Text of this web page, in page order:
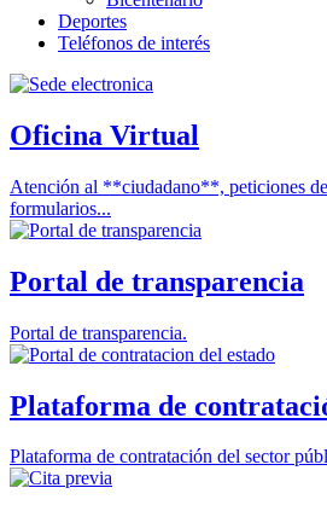
Deportes
Teléfonos de interés
Oficina Virtual
Atención al **ciudadano**, peticiones
formularios...
Portal de transparencia
Portal de transparencia.
Plataforma de
Plataforma de contratación del sector